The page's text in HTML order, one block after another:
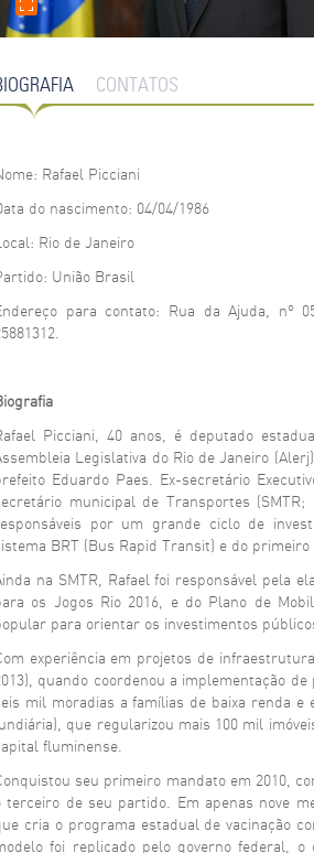
CONTATOS
Rafael Picciani
do nascimento: 04/04/1986
Rio de Janeiro
União Brasil
para contato: Rua da Ajuda, nº
Picciani, 40 anos, é deputado
Legislativa do Rio de Janeiro
Eduardo Paes. Ex-secretário
municipal de Transportes
por um grande ciclo de
BRT (Bus Rapid Transit) e do
na SMTR, Rafael foi responsável pela
os Jogos Rio 2016, e do Plano de
para orientar os investimentos
experiência em projetos de
quando coordenou a implementação
mil moradias a famílias de baixa renda e
que regularizou mais 100 mil
fluminense.
seu primeiro mandato em 2010,
terceiro de seu partido. Em apenas nove
cria o programa estadual de vacinação
foi replicado pelo governo federal,